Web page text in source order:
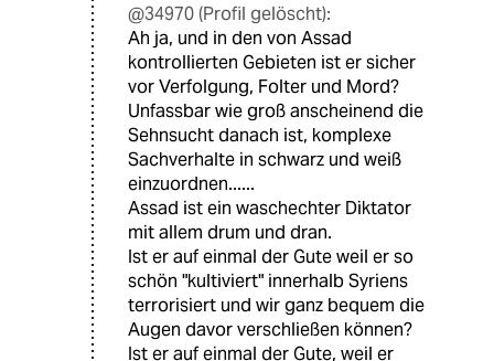
@34970 (Profil gelöscht):
Ah ja, und in den von Assad
kontrollierten Gebieten ist er sicher
vor Verfolgung, Folter und Mord?
Unfassbar wie groß anscheinend die
Sehnsucht danach ist, komplexe
Sachverhalte in schwarz und weiß
einzuordnen......
Assad ist ein waschechter Diktator
mit allem drum und dran.
Ist er auf einmal der Gute weil er so
schön "kultiviert" innerhalb Syriens
terrorisiert und wir ganz bequem die
Augen davor verschließen können?
Ist er auf einmal der Gute, weil er